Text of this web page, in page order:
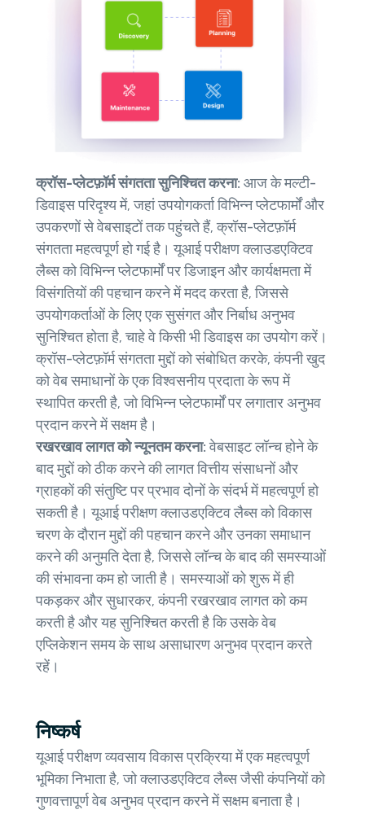
क्रॉस-प्लेटफ़ॉर्म संगतता सुनिश्चित करना: आज के मल्टी-
डिवाइस परिदृश्य में, जहां उपयोगकर्ता विभिन्न प्लेटफार्मों और
उपकरणों से वेबसाइटों तक पहुंचते हैं, क्रॉस-प्लेटफ़ॉर्म
संगतता महत्वपूर्ण हो गई है। यूआई परीक्षण क्लाउडएक्टिव
लैब्स को विभिन्न प्लेटफार्मों पर डिजाइन और कार्यक्षमता में
विसंगतियों की पहचान करने में मदद करता है, जिससे
उपयोगकर्ताओं के लिए एक सुसंगत और निर्बाध अनुभव
सुनिश्चित होता है, चाहे वे किसी भी डिवाइस का उपयोग करें।
क्रॉस-प्लेटफ़ॉर्म संगतता मुद्दों को संबोधित करके, कंपनी खुद
को वेब समाधानों के एक विश्वसनीय प्रदाता के रूप में
स्थापित करती है, जो विभिन्न प्लेटफार्मों पर लगातार अनुभव
प्रदान करने में सक्षम है।
रखरखाव लागत को न्यूनतम करना:वेबसाइट लॉन्च होने के
बाद मुद्दों को ठीक करने की लागत वित्तीय संसाधनों और
ग्राहकों की संतुष्टि पर प्रभाव दोनों के संदर्भ में महत्वपूर्ण हो
सकती है। यूआई परीक्षण क्लाउडएक्टिव लैब्स को विकास
चरण के दौरान मुद्दों की पहचान करने और उनका समाधान
करने की अनुमति देता है, जिससे लॉन्च के बाद की समस्याओं
की संभावना कम हो जाती है। समस्याओं को शुरू में ही
पकड़कर और सुधारकर, कंपनी रखरखाव लागत को कम
करती है और यह सुनिश्चित करती है कि उसके वेब
एप्लिकेशन समय के साथ असाधारण अनुभव प्रदान करते
रहें।
निष्कर्ष
यूआई परीक्षण व्यवसाय विकास प्रक्रिया में एक महत्वपूर्ण
भूमिका निभाता है, जो क्लाउडएक्टिव लैब्स जैसी कंपनियों को
गुणवत्तापूर्ण वेब अनुभव प्रदान करने में सक्षम बनाता है।